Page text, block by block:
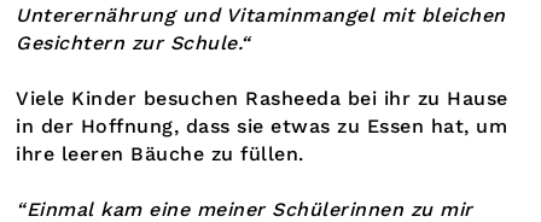
Unterernährung und Vitaminmangel mit bleichen
Gesichtern zur Schule.“
Viele Kinder besuchen Rasheeda bei ihr zu Hause
in der Hoffnung, dass sie etwas zu Essen hat, um
ihre leeren Bäuche zu füllen.
“Einmal kam eine meiner Schülerinnen zu mir